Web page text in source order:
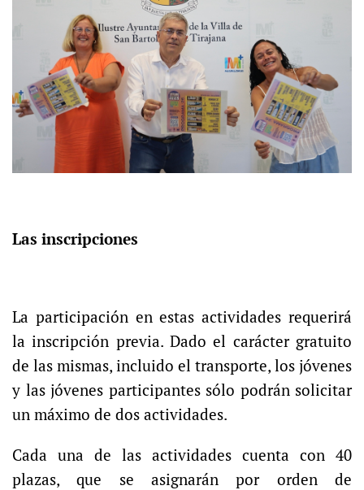
Las inscripciones
La participación en estas actividades requerirá
la inscripción previa. Dado el carácter gratuito
de las mismas, incluido el transporte, los jóvenes
y las jóvenes participantes sólo podrán solicitar
un máximo de dos actividades.
Cada una de las actividades cuenta con 40
plazas, que se asignarán por orden de